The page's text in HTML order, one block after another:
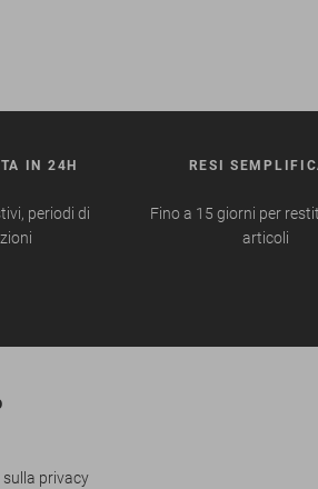
IN 24H
periodi di
RESI
Fino a 15 giorni per
articoli
privacy